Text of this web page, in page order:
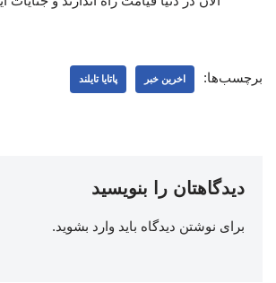
برچسب‌ها: اخرین خبر پاتایا تایلند
دیدگاهتان را بنویسید
برای نوشتن دیدگاه باید وارد بشوید.